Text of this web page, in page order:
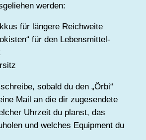
werden:
für längere Reichweite
für den Lebensmittel-
sobald du den „Örbi“
Mail an die dir zugesendete
Uhrzeit du planst, das
und welches Equipment du